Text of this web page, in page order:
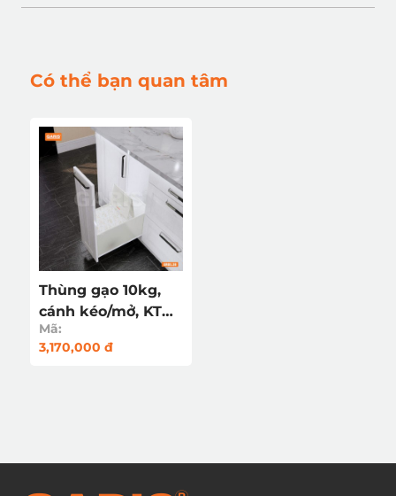
Có thể bạn quan tâm
Thùng gạo 10kg,
cánh kéo/mở, KT
mặt cánh 300mm
GRP530 nhựa ABS
Mã:
3,170,000 đ